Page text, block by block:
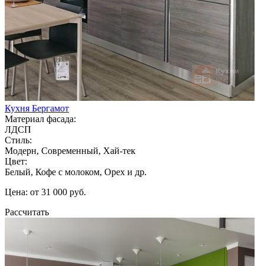
Кухня Бергамот
Материал фасада:
ЛДСП
Стиль:
Модерн, Современный, Хай-тек
Цвет:
Белый, Кофе с молоком, Орех и др.
Цена: от 31 000 руб.
Рассчитать